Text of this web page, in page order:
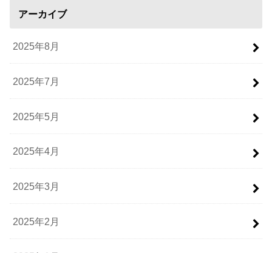
アーカイブ
2025年8月
2025年7月
2025年5月
2025年4月
2025年3月
2025年2月